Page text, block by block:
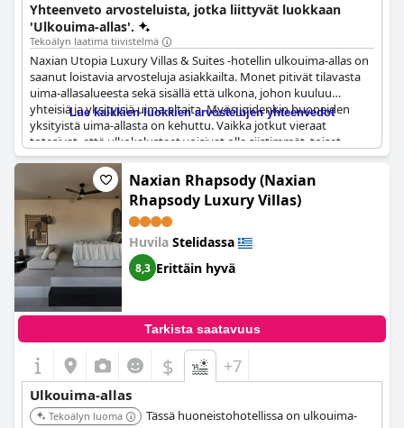
Yhteenveto arvosteluista, jotka liittyvät luokkaan
'Ulkouima-allas'.
Tekoälyn laatima tiivistelmä
Naxian Utopia Luxury Villas & Suites -hotellin ulkouima-allas on
saanut loistavia arvosteluja asiakkailta. Monet pitivät tilavasta
uima-allasalueesta sekä sisällä että ulkona, johon kuuluu
yhteisiä ja yksityisiä uima-altaita. Myös joidenkin huoneiden
yksityistä uima-allasta on kehuttu. Vaikka jotkut vieraat
totesivat, että ulkokalusteet voisivat olla siistimmät, toiset
pitivät terassia ja puutarhaa uima-altaineen erittäin
miellyttävinä. Itse huoneita on kuvailtu hyvin varustetuiksi ja
kauniisti suunnitelluiksi, ja joissakin huoneissa on oma uima-
allas tai poreallas terassilla. Hotellin sijainti on
huomionarvoinen, sillä osa Naxoksen kauneimmista rannoista
on vain lyhyen kävelymatkan päässä. Kaiken kaikkiaan vieraat
ovat saaneet upean kokemuksen nauttimalla Naxian Utopian
upeista ulkouima-altaista ja ylellisestä ympäristöstä.
Lue kaikkien luokkien arvostelujen yhteenvedot
Naxian Rhapsody (Naxian
Rhapsody Luxury Villas)
Huvila Stelidassa
8,3 Erittäin hyvä
Tarkista saatavuus
$ +7
Ulkouima-allas
Tekoälyn luoma
Tässä huoneistohotellissa on ulkouima-